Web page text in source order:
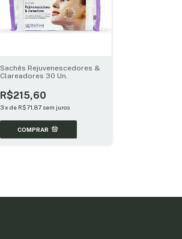
Sachês Rejuvenescedores &
Clareadores 30 Un.
R$215,60
3x de R$71,87 sem juros